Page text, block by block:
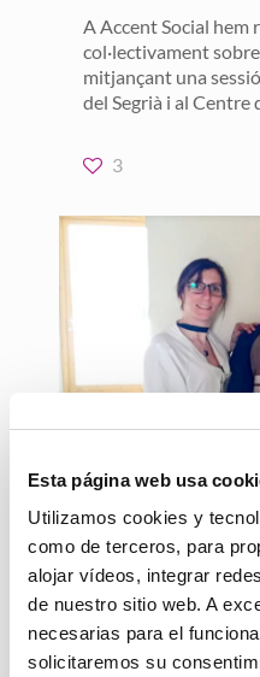
Esta página web usa
Utilizamos cookies y
como de terceros, para
alojar vídeos, integrar
de nuestro sitio web. A
necesarias para el
solicitaremos su
A Accent Social hem
col·lectivament
mitjançant una
del Segrià i al Centre
3
Colaboramos
Asociación
Down de
de tenerte»
Conocemos la